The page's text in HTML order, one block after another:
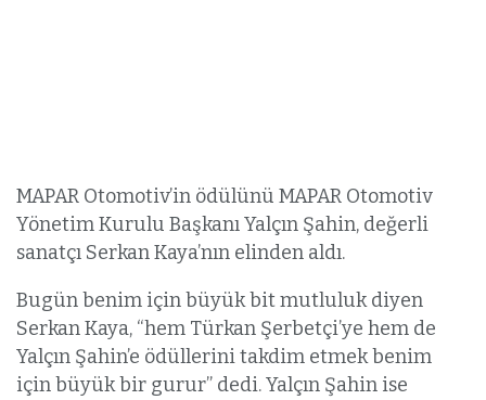
MAPAR Otomotiv’in ödülünü MAPAR Otomotiv
Yönetim Kurulu Başkanı Yalçın Şahin, değerli
sanatçı Serkan Kaya’nın elinden aldı.
Bugün benim için büyük bit mutluluk diyen
Serkan Kaya, “hem Türkan Şerbetçi’ye hem de
Yalçın Şahin’e ödüllerini takdim etmek benim
için büyük bir gurur” dedi. Yalçın Şahin ise